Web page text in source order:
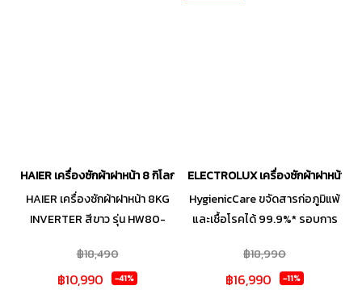
HAIER เครื่องซักผ้าฝาหน้า 8 กิโลกรัม รุ่น HW80-BP12929
HAIER เครื่องซักผ้าฝาหน้า 8KG
INVERTER สีขาว รุ่น HW80-
รอบ/นาที Super Drum 525 mm
ถังซักขนาดใหญ่กว่าถังซักทั่วไปถึง
฿18,490
฿10,990 -41%
ELECTROLUX เครื่องซักผ้าฝาหน้า
HygienicCare ขจัดสารก่อภูมิแพ้
และเชื้อโรคได้ 99.9%* รอบการ
คุณ ปรับอุณหภูมิการซักให้เหมาะ
สมกับเสื้อผ้าแต่ละชนิด
฿18,990
฿16,990 -11%